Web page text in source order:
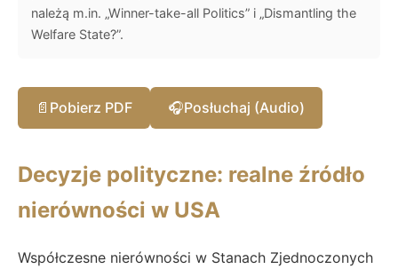
należą m.in. „Winner-take-all Politics” i „Dismantling the
Welfare State?”.
📄 Pobierz PDF 🎧Posłuchaj (Audio)
Decyzje polityczne: realne źródło
nierówności w USA
Współczesne nierówności w Stanach Zjednoczonych